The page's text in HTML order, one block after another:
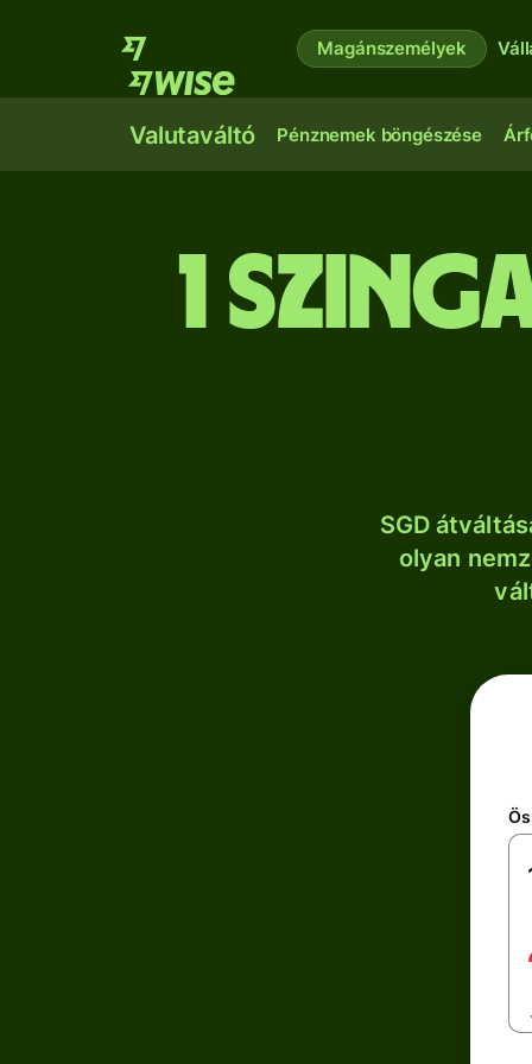
Magánszemélyek
Valutaváltó Pénznemek böngészése
1
SGD
olyan